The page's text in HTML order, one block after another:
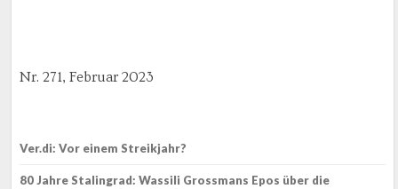
Nr. 271, Februar 2023
Ver.di: Vor einem Streikjahr?
80 Jahre Stalingrad: Wassili Grossmans Epos über die